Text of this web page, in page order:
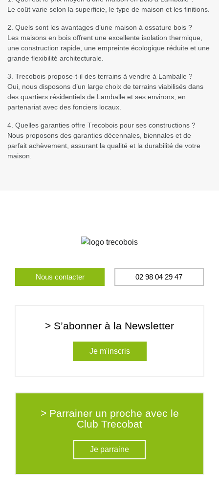
Le coût varie selon la superficie, le type de maison et les finitions.
2. Quels sont les avantages d’une maison à ossature bois ?
Les maisons en bois offrent une excellente isolation thermique,
une construction rapide, une empreinte écologique réduite et une
grande flexibilité architecturale.
3. Trecobois propose-t-il des terrains à vendre à Lamballe ?
Oui, nous disposons d’un large choix de terrains viabilisés dans
des quartiers résidentiels de Lamballe et ses environs, en
partenariat avec des fonciers locaux.
4. Quelles garanties offre Trecobois pour ses constructions ?
Nous proposons des garanties décennales, biennales et de
parfait achèvement, assurant la qualité et la durabilité de votre
maison.
Nous contacter 02 98 04 29 47
> S’abonner à la Newsletter
Je m'inscris
> Parrainer un proche avec le
Club Trecobat
Je parraine